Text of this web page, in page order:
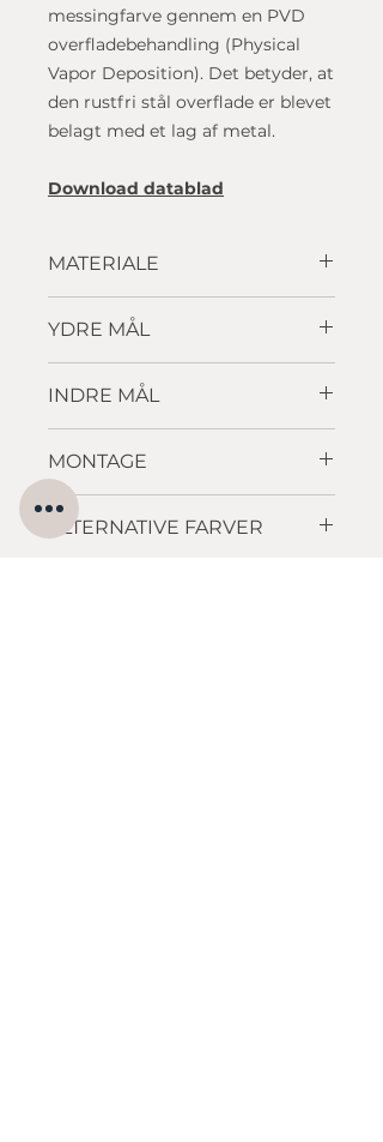
messingfarve gennem en PVD
overfladebehandling (Physical
Vapor Deposition). Det betyder, at
den rustfri stål overflade er blevet
belagt med et lag af metal.
Download datablad
MATERIALE
YDRE MÅL
INDRE MÅL
MONTAGE
Ilægning / planlimning
ALTERNATIVE FARVER